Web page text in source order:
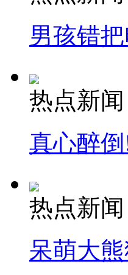
男孩错
热点新闻
真心醉
热点新闻
呆萌大